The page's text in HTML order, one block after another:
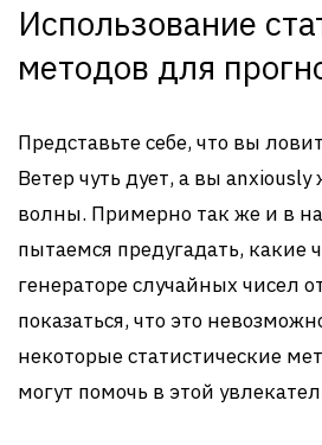
Использование
методов для
Представьте себе, что вы
Ветер чуть дует, а вы
волны. Примерно так же и в
пытаемся предугадать, какие
генераторе случайных чисел
показаться, что это
некоторые статистические
могут помочь в этой